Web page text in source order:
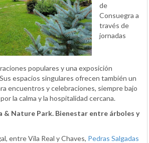
de
Consuegra a
través de
jornadas
populares y una exposición
espacios singulares ofrecen también un
encuentros y celebraciones, siempre bajo
la calma y la hospitalidad cercana.
& Nature Park. Bienestar entre árboles y
entre Vila Real y Chaves, Pedras Salgadas